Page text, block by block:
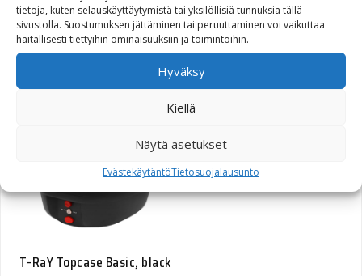
tietoja, kuten selauskäyttäytymistä tai yksilöllisiä tunnuksia tällä
sivustolla. Suostumuksen jättäminen tai peruuttaminen voi vaikuttaa
haitallisesti tiettyihin ominaisuuksiin ja toimintoihin.
Hyväksy
Kiellä
Näytä asetukset
EvästekäytäntöTietosuojalausunto
BOLT M14 X 1.25 X 30
SOCKET HD. (46614-06)
8,43€
T-RaY Topcase Basic, black